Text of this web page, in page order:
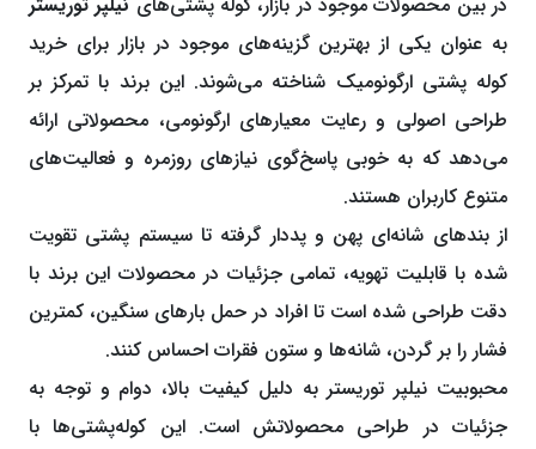
به ‌عنوان یکی از بهترین گزینه‌های موجود در بازار برای خرید
کوله ‌پشتی ارگونومیک شناخته می‌شوند. این برند با تمرکز بر
طراحی اصولی و رعایت معیارهای ارگونومی، محصولاتی ارائه
می‌دهد که به ‌خوبی پاسخ‌گوی نیازهای روزمره و فعالیت‌های
متنوع کاربران هستند.
از بندهای شانه‌ای پهن و پددار گرفته تا سیستم پشتی تقویت‌
شده با قابلیت تهویه، تمامی جزئیات در محصولات این برند با
دقت طراحی شده است تا افراد در حمل بارهای سنگین، کمترین
فشار را بر گردن، شانه‌ها و ستون فقرات احساس کنند.
محبوبیت نیلپر توریستر به ‌دلیل کیفیت بالا، دوام و توجه به
جزئیات در طراحی محصولاتش است. این کوله‌پشتی‌ها با